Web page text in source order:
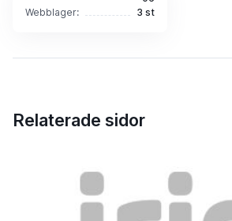
Webblager:
3 st
Relaterade sidor